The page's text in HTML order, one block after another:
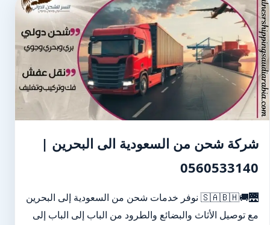
شركة شحن من السعودية الى البحرين |
0560533140
🌉🚚🇸🇦🇧🇭 نوفر خدمات شحن من السعودية إلى البحرين
مع توصيل الأثاث والبضائع والطرود من الباب إلى الباب إلى